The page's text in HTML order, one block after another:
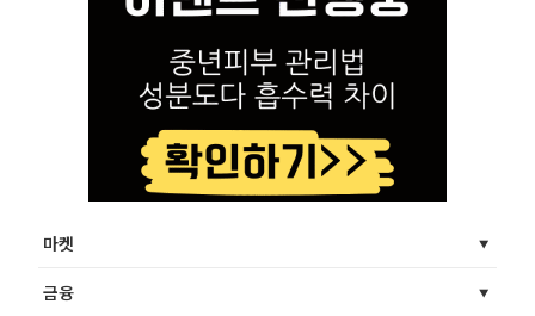
마켓
금융